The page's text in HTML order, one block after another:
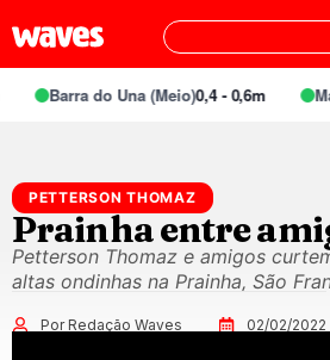
Barra do Una (Meio)0,4 - 0,6m
PETTERSON THOMAZ
Prainha entre
Petterson Thomaz e amigos
altas ondinhas na Prainha, São
Por Redação Waves 02/02/2022